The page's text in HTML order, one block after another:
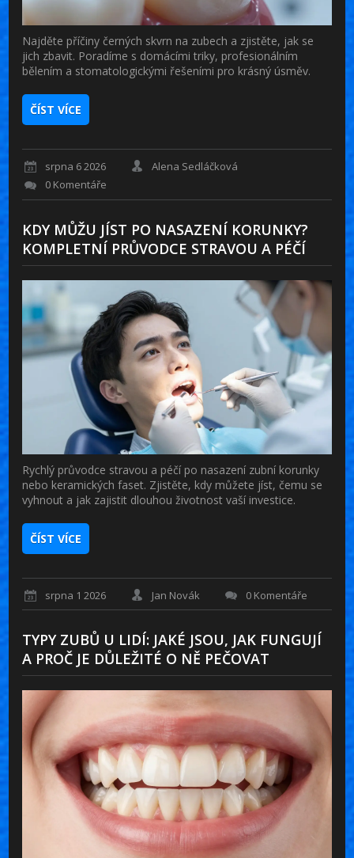
Najděte příčiny černých skvrn na zubech a zjistěte, jak se
jich zbavit. Poradíme s domácími triky, profesionálním
bělením a stomatologickými řešeními pro krásný úsměv.
ČÍST VÍCE
srpna 6 2026
Alena Sedláčková
0 Komentáře
KDY MŮŽU JÍST PO NASAZENÍ KORUNKY?
KOMPLETNÍ PRŮVODCE STRAVOU A PÉČÍ
Rychlý průvodce stravou a péčí po nasazení zubní korunky
nebo keramických faset. Zjistěte, kdy můžete jíst, čemu se
vyhnout a jak zajistit dlouhou životnost vaší investice.
ČÍST VÍCE
srpna 1 2026 Jan Novák 0 Komentáře
TYPY ZUBŮ U LIDÍ: JAKÉ JSOU, JAK FUNGUJÍ
A PROČ JE DŮLEŽITÉ O NĚ PEČOVAT